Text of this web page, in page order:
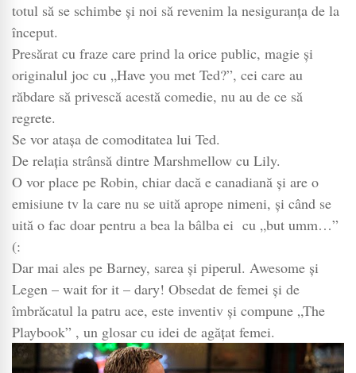
totul să se schimbe şi noi să revenim la nesiguranţa de la
început.
Presărat cu fraze care prind la orice public, magie şi
originalul joc cu „Have you met Ted?”, cei care au
răbdare să privescă acestă comedie, nu au de ce să
regrete.
Se vor ataşa de comoditatea lui Ted.
De relaţia strânsă dintre Marshmellow cu Lily.
O vor place pe Robin, chiar dacă e canadiană şi are o
emisiune tv la care nu se uită aprope nimeni, şi când se
uită o fac doar pentru a bea la bâlba ei cu „but umm…”
(:
Dar mai ales pe Barney, sarea şi piperul. Awesome şi
Legen – wait for it – dary! Obsedat de femei şi de
îmbrăcatul la patru ace, este inventiv şi compune „The
Playbook” , un glosar cu idei de agăţat femei.